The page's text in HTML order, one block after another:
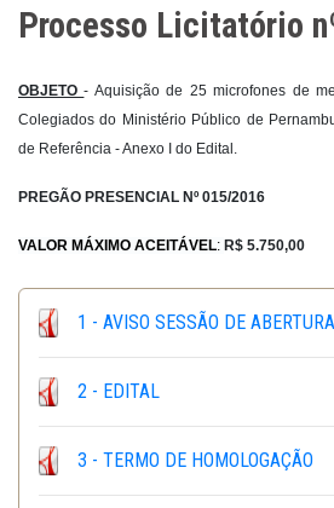
Processo Licitatório
OBJETO- Aquisição de 25 microfones de
Colegiados do Ministério Público de
de Referência - Anexo I do Edital.
PREGÃO PRESENCIAL Nº 015/2016
VALOR MÁXIMO ACEITÁVEL: R$ 5.750,00
1 - AVISO SESSÃO DE ABERTURA
2 - EDITAL
3 - TERMO DE HOMOLOGAÇÃO